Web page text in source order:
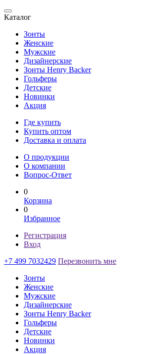
Каталог
Зонты
Женские
Мужские
Дизайнерские
Зонты Henry Backer
Гольферы
Детские
Новинки
Акция
Где купить
Купить оптом
Доставка и оплата
О продукции
О компании
Вопрос-Ответ
0
Корзина
0
Избранное
Регистрация
Вход
+7 499 7032429 Перезвонить мне
Зонты
Женские
Мужские
Дизайнерские
Зонты Henry Backer
Гольферы
Детские
Новинки
Акция